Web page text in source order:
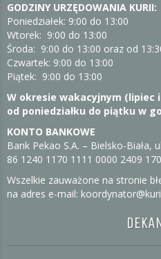
GODZINY URZĘDOWANIA KURII:
Poniedziałek: 9:00 do 13:00
Wtorek: 9:00 do 13:00
Środa: 9:00 do 13:00 oraz od
Czwartek: 9:00 do 13:00
Piątek: 9:00 do 13:00
W okresie wakacyjnym (lipiec
od poniedziałku do piątku w
KONTO BANKOWE
Bank Pekao S.A. – Bielsko-Biała,
86 1240 1170 1111 0000 2409
Wszelkie zauważone na stronie
na adres e-mail: